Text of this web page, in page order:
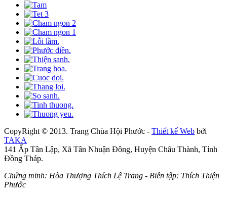
CopyRight © 2013. Trang Chùa Hội Phước - Thiết kế Web bởi
TAKA
141 Ấp Tân Lập, Xã Tân Nhuận Đông, Huyện Châu Thành, Tỉnh
Đồng Tháp.
Chứng minh: Hòa Thượng Thích Lệ Trang - Biên tập: Thích Thiện
Phước